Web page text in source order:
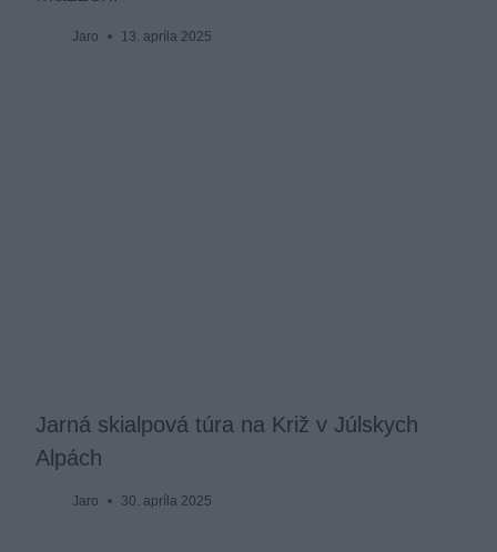
Jaro 13. apríla 2025
Jarná skialpová túra na Križ v Júlskych
Alpách
Jaro 30. apríla 2025